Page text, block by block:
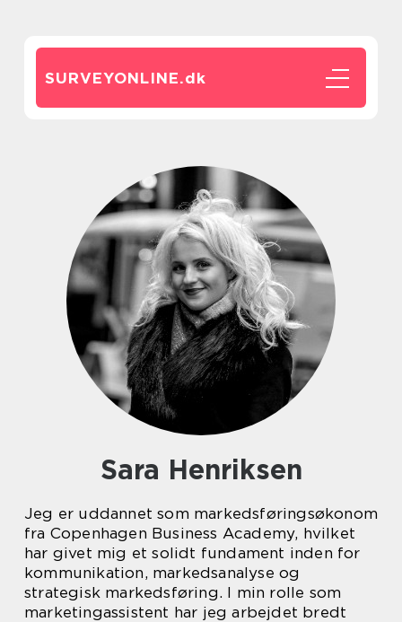
SURVEYONLINE.dk
Sara Henriksen
Jeg er uddannet som markedsføringsøkonom
fra Copenhagen Business Academy, hvilket
har givet mig et solidt fundament inden for
kommunikation, markedsanalyse og
strategisk markedsføring. I min rolle som
marketingassistent har jeg arbejdet bredt